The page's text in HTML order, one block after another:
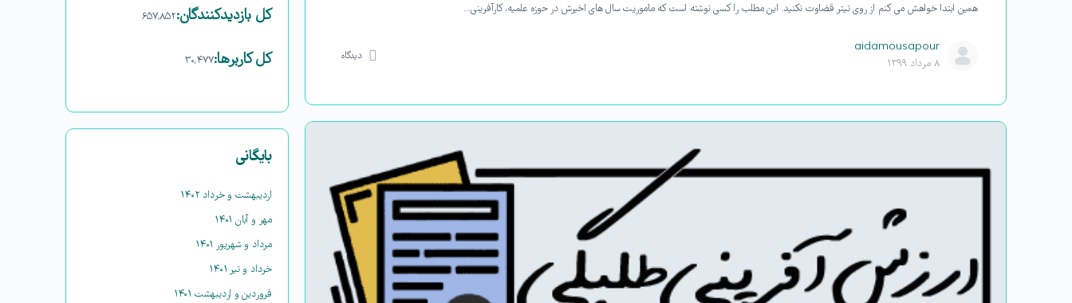
همین ابتدا خواهش می کنم از روی تیتر قضاوت نکنید. این مطلب را کسی نوشته است که ماموریت سال های اخیرش در حوزه علمیه، کارآفرینی…
aidamousapour
۸ مرداد ۱۳۹۹
دیدگاه
کل بازدیدکنند‌گان:۶۵۷,۸۵۲
کل کاربرها:۳۰,۴۷۷
بایگانی
اردیبهشت و خرداد ۱۴۰۲
مهر و آبان ۱۴۰۱
مرداد و شهریور ۱۴۰۱
خرداد و تیر ۱۴۰۱
فروردین و اردیبهشت ۱۴۰۱